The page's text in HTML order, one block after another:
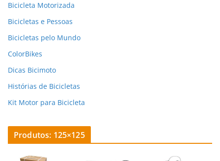
Bicicleta Motorizada
Bicicletas e Pessoas
Bicicletas pelo Mundo
ColorBikes
Dicas Bicimoto
Histórias de Bicicletas
Kit Motor para Bicicleta
Produtos: 125×125